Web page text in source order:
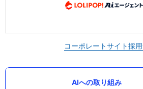
コーポレートサイト採
AIへの取り組み